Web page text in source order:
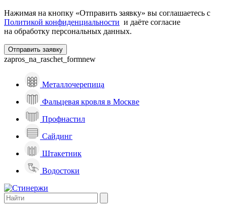
Нажимая на кнопку «Отправить заявку» вы соглашаетесь с
Политикой конфиденциальности и даёте согласие
на обработку персональных данных.
zapros_na_raschet_formnew
Металлочерепица
Фальцевая кровля в Москве
Профнастил
Сайдинг
Штакетник
Водостоки